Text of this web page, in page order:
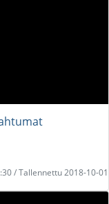
/ Tallennettu 2018-10-01